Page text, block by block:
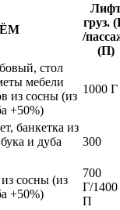
груз.
/
(П)
стол
мебели
из сосны (из
+50%)
1000 Г
банкетка из
и дуба
300
сосны (из
+50%)
700
Г/1400
П